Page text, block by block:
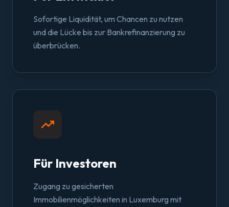
Sofortige Liquidität, um Chancen zu nutzen
und die Lücke bis zur Bankrefinanzierung zu
überbrücken.
trending_up
Für Investoren
Zugang zu gesicherten
Immobilienmöglichkeiten in Luxemburg mit